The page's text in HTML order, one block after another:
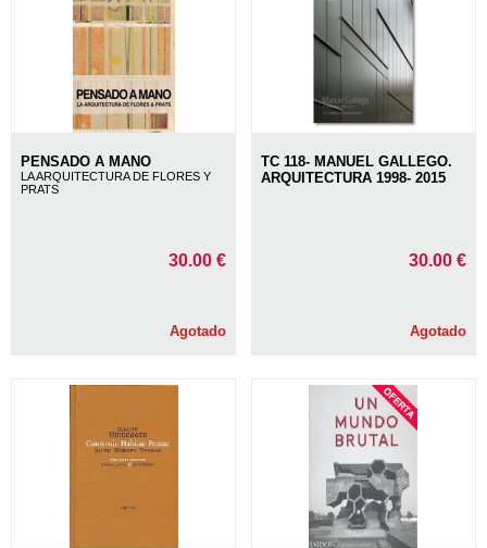
PENSADO A MANO
LA ARQUITECTURA DE FLORES Y
PRATS
30.00 €
Agotado
TC 118- MANUEL GALLEGO.
ARQUITECTURA 1998- 2015
30.00 €
Agotado